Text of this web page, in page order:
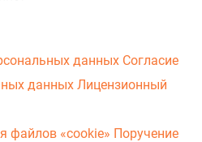
данных Согласие
данных Лицензионный
файлов «cookie» Поручение